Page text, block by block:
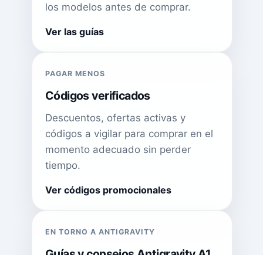
los modelos antes de comprar.
Ver las guías
PAGAR MENOS
Códigos verificados
Descuentos, ofertas activas y
códigos a vigilar para comprar en el
momento adecuado sin perder
tiempo.
Ver códigos promocionales
EN TORNO A ANTIGRAVITY